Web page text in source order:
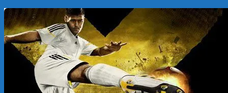
Перейти
к
содержимому